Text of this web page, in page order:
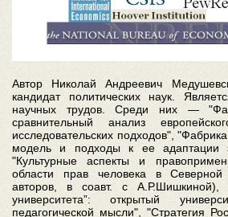
Автор Николай Андреевич
кандидат политических наук.
научных трудов. Среди них —
сравнительный анализ
исследовательских подходов",
модель и подходы к ее адаптации
"Культурные аспекты и
области прав человека в Северной
авторов, в соавт. с А.Р.Шишкиной),
университета”: открытый
педагогической мысли", "Стратегия